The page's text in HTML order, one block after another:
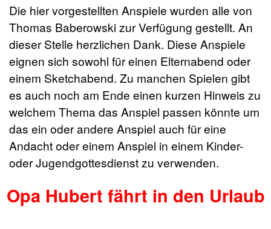
Die hier vorgestellten Anspiele wurden alle von
Thomas Baberowski zur Verfügung gestellt. An
dieser Stelle herzlichen Dank. Diese Anspiele
eignen sich sowohl für einen Elternabend oder
einem Sketchabend. Zu manchen Spielen gibt
es auch noch am Ende einen kurzen Hinweis zu
welchem Thema das Anspiel passen könnte um
das ein oder andere Anspiel auch für eine
Andacht oder einem Anspiel in einem Kinder-
oder Jugendgottesdienst zu verwenden.
Opa Hubert fährt in den Urlaub